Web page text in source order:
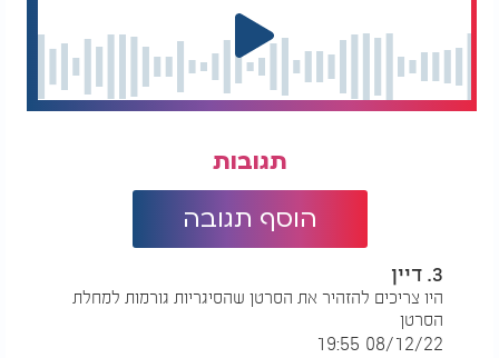
תגובות
הוסף תגובה
3. דיין
היו צריכים להזהיר את הסרטן שהסיגריות גורמות למחלת
הסרטן
08/12/22 19:55